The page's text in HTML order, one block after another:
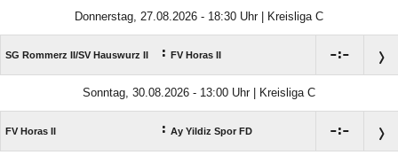
Donnerstag, 27.08.2026 - 18:30 Uhr | Kreisliga C
SG Rommerz II/​SV Hauswurz II : FV Horas II :
Sonntag, 30.08.2026 - 13:00 Uhr | Kreisliga C
FV Horas II : Ay Yildiz Spor FD :